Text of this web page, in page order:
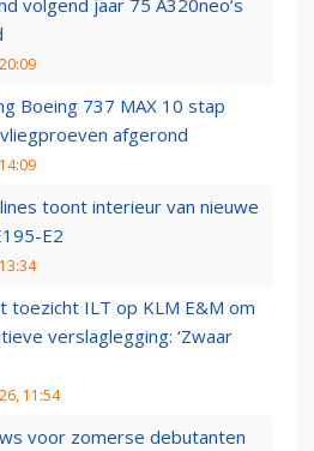
Boeing 737 MAX 10 stap
afgerond
toont interieur van nieuwe
E2
toezicht ILT op KLM E&M om
verslaglegging: ‘Zwaar
11:54
voor zomerse debutanten